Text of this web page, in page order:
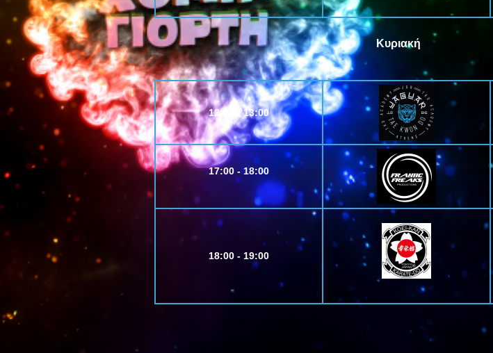
Κυριακή
12:00 - 13:00
17:00 - 18:00
18:00 - 19:00